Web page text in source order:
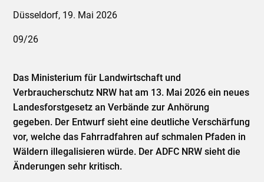
Düsseldorf, 19. Mai 2026
09/26
Das Ministerium für Landwirtschaft und
Verbraucherschutz NRW hat am 13. Mai 2026 ein neues
Landesforstgesetz an Verbände zur Anhörung
gegeben. Der Entwurf sieht eine deutliche Verschärfung
vor, welche das Fahrradfahren auf schmalen Pfaden in
Wäldern illegalisieren würde. Der ADFC NRW sieht die
Änderungen sehr kritisch.